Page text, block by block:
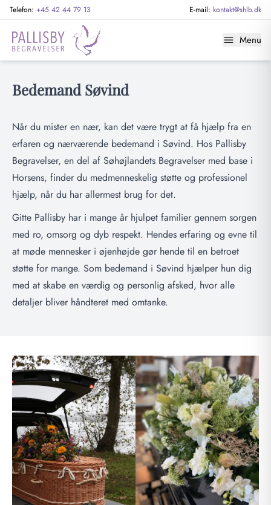
Telefon: +45 42 44 79 13 E-mail: kontakt@shlb.dk
Menu
Bedemand Søvind
Når du mister en nær, kan det være trygt at få hjælp fra en
erfaren og nærværende bedemand i Søvind. Hos Pallisby
Begravelser, en del af Søhøjlandets Begravelser med base i
Horsens, finder du medmenneskelig støtte og professionel
hjælp, når du har allermest brug for det.
Gitte Pallisby har i mange år hjulpet familier gennem sorgen
med ro, omsorg og dyb respekt. Hendes erfaring og evne til
at møde mennesker i øjenhøjde gør hende til en betroet
støtte for mange. Som bedemand i Søvind hjælper hun dig
med at skabe en værdig og personlig afsked, hvor alle
detaljer bliver håndteret med omtanke.